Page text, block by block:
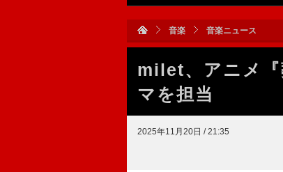
音楽 音楽ニュース
milet、アニメ『
マを担当
2025年11月20日 / 21:35